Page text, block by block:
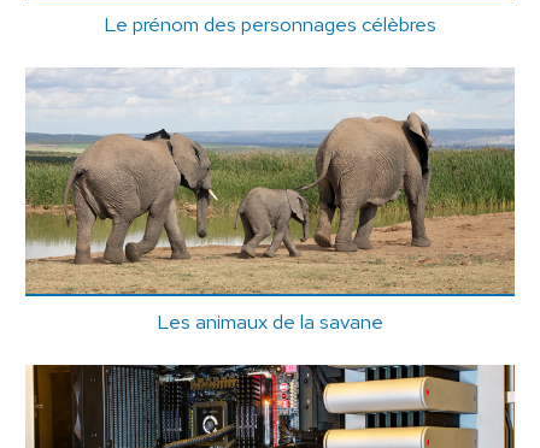
Le prénom des personnages célèbres
Les animaux de la savane